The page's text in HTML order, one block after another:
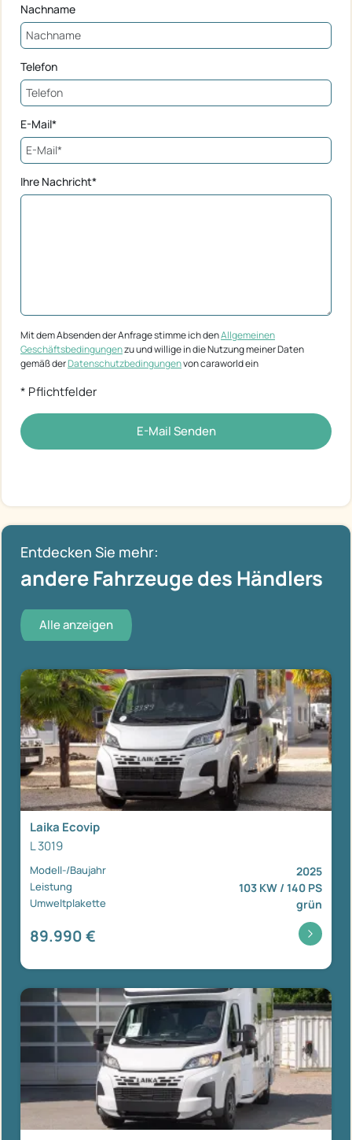
Nachname
Telefon
E-Mail*
Ihre Nachricht*
Mit dem Absenden der Anfrage stimme ich denAllgemeinen
Geschäftsbedingungenzu und willige in die Nutzung meiner Daten
gemäß derDatenschutzbedingungenvon caraworld ein
* Pflichtfelder
E-Mail Senden
Entdecken Sie mehr:
andere Fahrzeuge des Händlers
Alle anzeigen
Laika Ecovip
L 3019
Modell-/Baujahr 2025
Leistung 103 KW / 140 PS
Umweltplakette grün
89.990 €